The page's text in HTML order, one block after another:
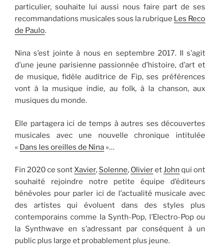
particulier, souhaite lui aussi nous faire part de ses
recommandations musicales sous la rubrique Les Reco
de Paulo.
Nina s’est jointe à nous en septembre 2017. Il s’agit
d’une jeune parisienne passionnée d’histoire, d’art et
de musique, fidèle auditrice de Fip, ses préférences
vont à la musique indie, au folk, à la chanson, aux
musiques du monde.
Elle partagera ici de temps à autres ses découvertes
musicales avec une nouvelle chronique intitulée
« Dans les oreilles de Nina »…
Fin 2020 ce sontXavier, Solenne, OlivieretJohn qui ont
souhaité rejoindre notre petite équipe d’éditeurs
bénévoles pour parler ici de l’actualité musicale avec
des artistes qui évoluent dans des styles plus
contemporains comme la Synth-Pop, l’Electro-Pop ou
la Synthwave en s’adressant par conséquent à un
public plus large et probablement plus jeune.